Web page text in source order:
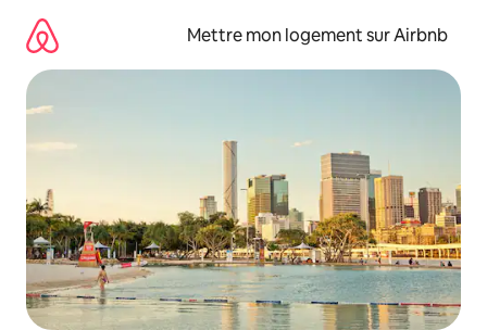
directement
contenu
Mettre mon logement sur Airbnb